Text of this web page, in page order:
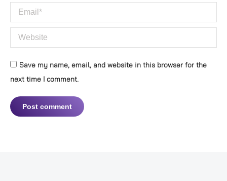
Email *
Website
Save my name, email, and website in this browser for the
next time I comment.
Post comment